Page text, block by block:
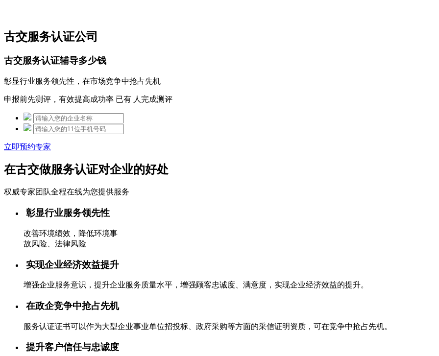
古交服务认证公司
古交服务认证辅导多少钱
彰显行业服务领先性，在市场竞争中抢占先机
申报前先测评，有效提高成功率 已有 人完成测评
立即预约专家
在古交做服务认证对企业的好处
权威专家团队全程在线为您提供服务
彰显行业服务领先性
改善环境绩效，降低环境事
故风险、法律风险
实现企业经济效益提升
增强企业服务意识，提升企业服务质量水平，增强顾客忠诚度、满意度，实现企业经济效益的提升。
在政企竞争中抢占先机
服务认证证书可以作为大型企业事业单位招投标、政府采购等方面的采信证明资质，可在竞争中抢占先机。
提升客户信任与忠诚度